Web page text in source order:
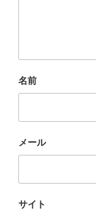
名前
メール
サイト